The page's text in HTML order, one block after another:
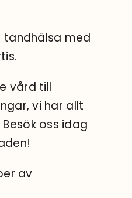
tandhälsa med
vård till
vi har allt
oss idag
av